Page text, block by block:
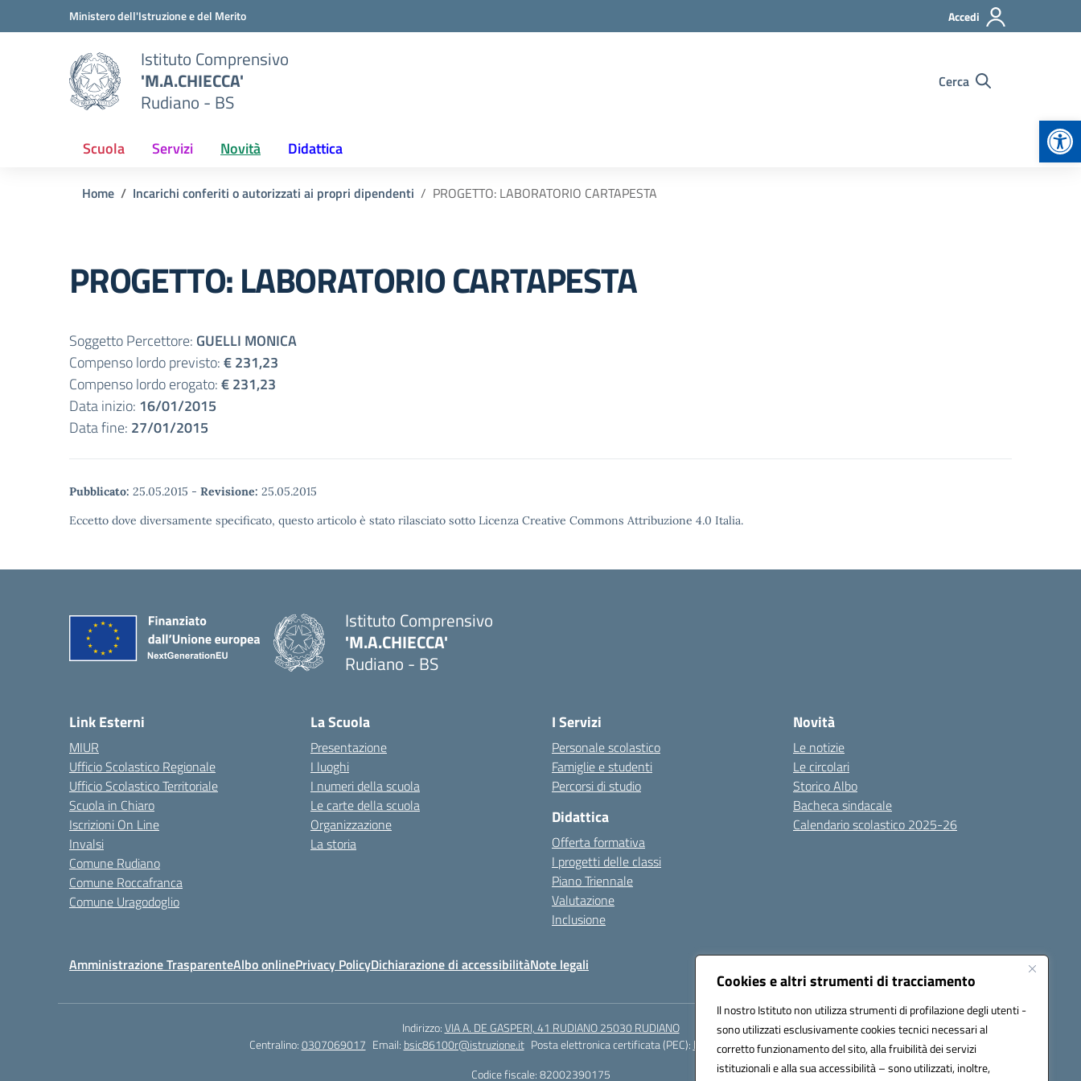
Cookies e altri strumenti di tracciamento
Il nostro Istituto non utilizza strumenti di profilazione degli utenti -
sono utilizzati esclusivamente cookies tecnici necessari al
corretto funzionamento del sito, alla fruibilità dei servizi
istituzionali e alla sua accessibilità – sono utilizzati, inoltre,
Vai ai contenuti
Vai al menu di navigazioneMinistero dell'Istruzione e del Merito Accedi
Istituto Comprensivo
'M.A.CHIECCA'
Rudiano - BS
Cerca
Scuola Servizi Novità Didattica
Home Incarichi conferiti o autorizzati ai propri dipendenti PROGETTO: LABORATORIO CARTAPESTA
PROGETTO: LABORATORIO CARTAPESTA
Soggetto Percettore: GUELLI MONICA
Compenso lordo previsto:€ 231,23
Compenso lordo erogato:€ 231,23
Data inizio: 16/01/2015
Data fine: 27/01/2015
Pubblicato: 25.05.2015 - Revisione: 25.05.2015
Eccetto dove diversamente specificato, questo articolo è stato rilasciato sotto Licenza Creative Commons Attribuzione 4.0 Italia.
Istituto Comprensivo
'M.A.CHIECCA'
Rudiano - BS
Link Esterni
MIUR
Ufficio Scolastico Regionale
Ufficio Scolastico Territoriale
Scuola in Chiaro
Iscrizioni On Line
Invalsi
Comune Rudiano
Comune Roccafranca
Comune Uragodoglio
La Scuola
Presentazione
I luoghi
I numeri della scuola
Le carte della scuola
Organizzazione
La storia
I Servizi
Personale scolastico
Famiglie e studenti
Percorsi di studio
Didattica
Offerta formativa
I progetti delle classi
Piano Triennale
Valutazione
Inclusione
Novità
Le notizie
Le circolari
Storico Albo
Bacheca sindacale
Calendario scolastico 2025-26
Amministrazione TrasparenteAlbo onlinePrivacy PolicyDichiarazione di accessibilitàNote legali
Indirizzo:VIA A. DE GASPERI, 41 RUDIANO 25030 RUDIANO
Centralino:0307069017 Email: bsic86100r@istruzione.it Posta elettronica certificata (PEC): bsic86100r@pec.istruzione.it
Codice fiscale: 82002390175